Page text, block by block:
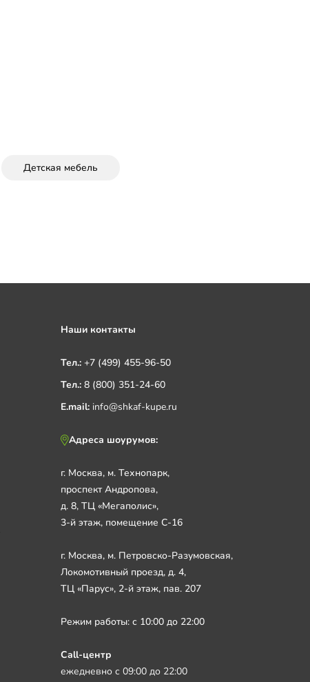
Детская мебель
Наши контакты
Тел.: +7 (499) 455-96-50
Тел.: 8 (800) 351-24-60
E.mail: info@shkaf-kupe.ru
Адреса шоурумов:
г. Москва, м. Технопарк,
проспект Андропова,
д. 8, ТЦ «Мегаполис»,
3-й этаж, помещение С-16
г. Москва, м. Петровско-Разумовская,
Локомотивный проезд, д. 4,
ТЦ «Парус», 2-й этаж, пав. 207
Режим работы: с 10:00 до 22:00
Call-центр
ежедневно с 09:00 до 22:00